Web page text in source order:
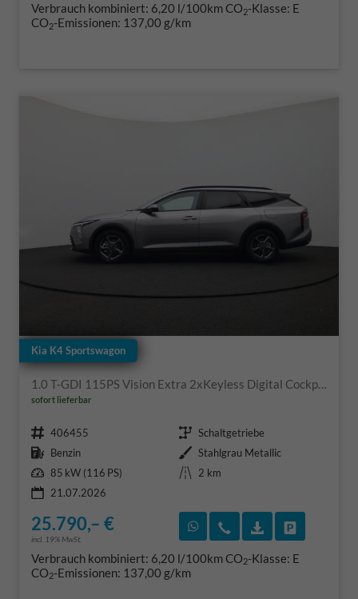
Verbrauch kombiniert: 6,20 l/100kmCO2-Klasse: E
CO2-Emissionen: 137,00 g/km
Kia K4 Sportswagon
1.0 T-GDI 115PS Vision Extra 2xKeyless Digital Cockpit Klimaautomatik Sitzheizung Navi ACC PDC v+h Rückf.Kamera DAB Bluetooth Touchscreen Apple CarPlay Android Auto abged.Scheiben 16"LM
sofort lieferbar
Fahrzeugnr. 406455 Getriebe Schaltgetriebe
Kraftstoff Benzin Außenfarbe Stahlgrau Metallic
Leistung 85 kW (116 PS) Kilometerstand
2 km
21.07.2026
25.790,– €
incl. 19% MwSt.
Rückruf vereinbaren
Wir rufen Sie an
Verbrauch kombiniert: 6,20 l/100kmCO2-Klasse: E
CO2-Emissionen: 137,00 g/km